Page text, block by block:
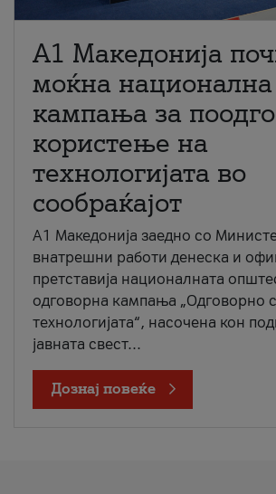
A1 Македонија
моќна национална
кампања за
користење на
технологијата во
сообраќајот
A1 Македонија заедно со
внатрешни работи денеска и
претставија националната
одговорна кампања „Одговорно
технологијата“, насочена кон
јавната свест...
Дознај повеќе